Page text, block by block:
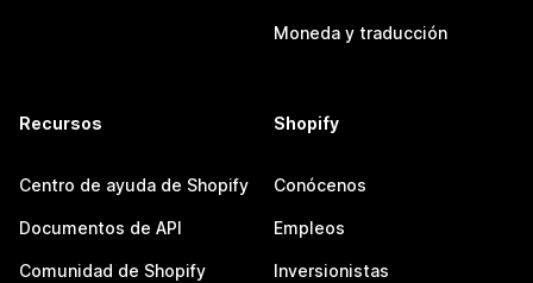
Moneda y traducción
Recursos
Centro de ayuda de Shopify
Documentos de API
Comunidad de Shopify
Shopify
Conócenos
Empleos
Inversionistas